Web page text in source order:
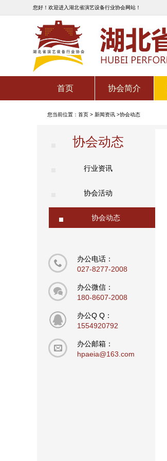
您好！欢迎进入湖北省演艺设备行业协会网站！
首页 协会简介
您当前位置： 首页 > 新闻资讯 >协会动态
协会动态
行业资讯
协会活动
协会动态
办公电话：
027-8277-2008
办公微信：
180-8607-2008
办公Q Q：
1554920792
办公邮箱：
hpaeia@163.com